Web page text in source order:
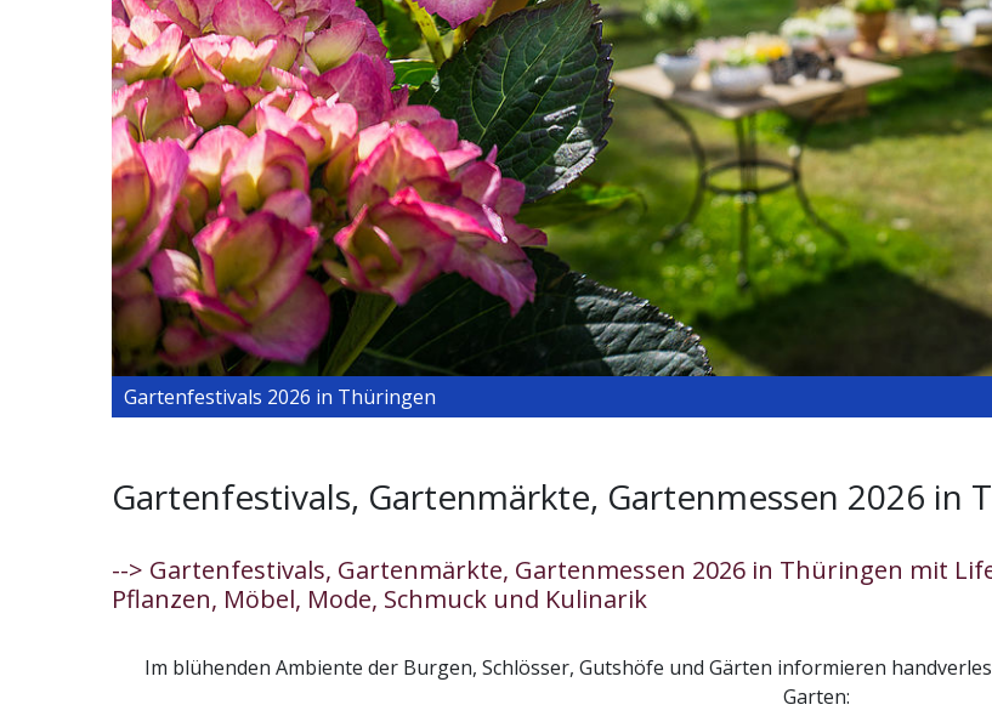
Gartenfestivals 2026 in Thüringen
Gartenfestivals, Gartenmärkte, Gartenmessen 2026 in
--> Gartenfestivals, Gartenmärkte, Gartenmessen 2026 in Thüringen mit
Pflanzen, Möbel, Mode, Schmuck und Kulinarik
Im blühenden Ambiente der Burgen, Schlösser, Gutshöfe und Gärten informieren
Garten: